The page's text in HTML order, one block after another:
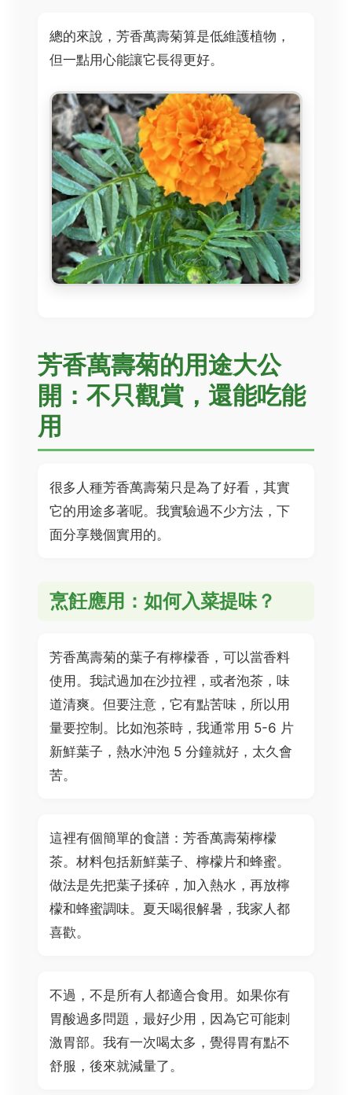
總的來說，芳香萬壽菊算是低維護植物，
但一點用心能讓它長得更好。
芳香萬壽菊的用途大公
開：不只觀賞，還能吃能
用
很多人種芳香萬壽菊只是為了好看，其實
它的用途多著呢。我實驗過不少方法，下
面分享幾個實用的。
烹飪應用：如何入菜提味？
芳香萬壽菊的葉子有檸檬香，可以當香料
使用。我試過加在沙拉裡，或者泡茶，味
道清爽。但要注意，它有點苦味，所以用
量要控制。比如泡茶時，我通常用 5-6 片
新鮮葉子，熱水沖泡 5 分鐘就好，太久會
苦。
這裡有個簡單的食譜：芳香萬壽菊檸檬
茶。材料包括新鮮葉子、檸檬片和蜂蜜。
做法是先把葉子揉碎，加入熱水，再放檸
檬和蜂蜜調味。夏天喝很解暑，我家人都
喜歡。
不過，不是所有人都適合食用。如果你有
胃酸過多問題，最好少用，因為它可能刺
激胃部。我有一次喝太多，覺得胃有點不
舒服，後來就減量了。